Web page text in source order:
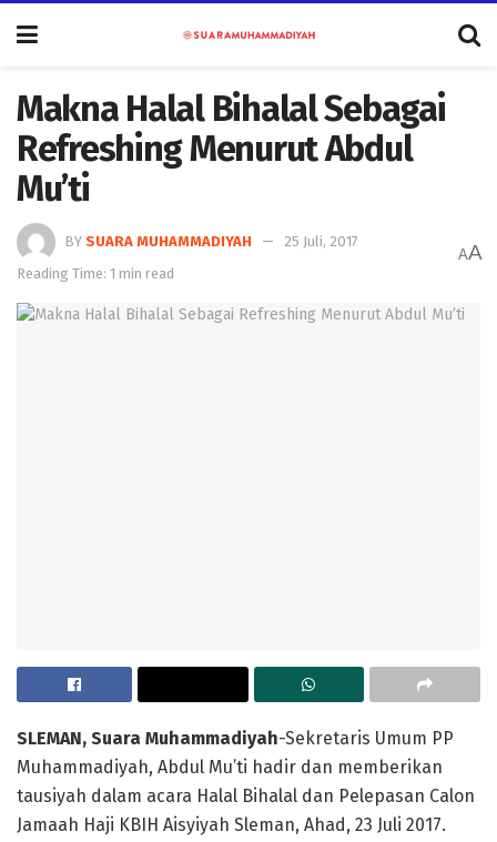
Makna Halal Bihalal Sebagai
Refreshing Menurut Abdul
Mu’ti
BY SUARA MUHAMMADIYAH
25 Juli, 2017
Reading Time: 1 min read
AA
SLEMAN, Suara Muhammadiyah-Sekretaris Umum PP
Muhammadiyah, Abdul Mu’ti hadir dan memberikan
tausiyah dalam acara Halal Bihalal dan Pelepasan Calon
Jamaah Haji KBIH Aisyiyah Sleman, Ahad, 23 Juli 2017.